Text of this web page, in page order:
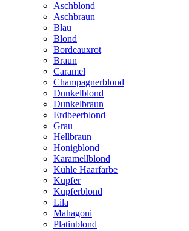
Aschblond
Aschbraun
Blau
Blond
Bordeauxrot
Braun
Caramel
Champagnerblond
Dunkelblond
Dunkelbraun
Erdbeerblond
Grau
Hellbraun
Honigblond
Karamellblond
Kühle Haarfarbe
Kupfer
Kupferblond
Lila
Mahagoni
Platinblond